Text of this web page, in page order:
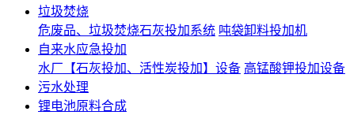
垃圾焚烧
危废品、垃圾焚烧石灰投加系统 吨袋卸料投加机
自来水应急投加
水厂【石灰投加、活性炭投加】设备 高锰酸钾投加设备
污水处理
锂电池原料合成